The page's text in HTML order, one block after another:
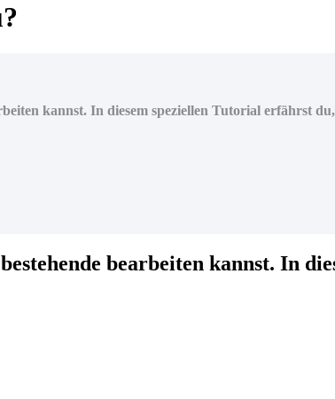
kannst. In diesem speziellen Tutorial erfährst
bearbeiten kannst. In